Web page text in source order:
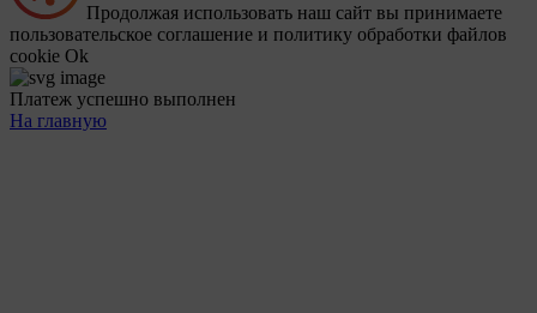
Продолжая использовать наш сайт вы принимаете
пользовательское соглашение и политику обработки файлов
cookie Ok
Платеж успешно выполнен
На главную